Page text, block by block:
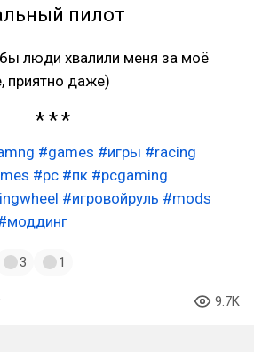
пилот
люди хвалили меня за моё
приятно даже)
#games #игры #racing
#pc #пк #pcgaming
#игровойруль #mods
3 1
9.7K